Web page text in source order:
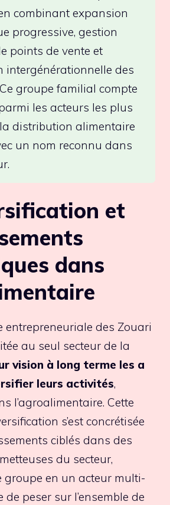
combinant expansion
progressive, gestion
points de vente et
intergénérationnelle des
groupe familial compte
les acteurs les plus
distribution alimentaire
un nom reconnu dans
et
dans
entrepreneuriale des Zouari
au seul secteur de la
vision à long terme les a
leurs activités,
l’agroalimentaire. Cette
s’est concrétisée
ciblés dans des
du secteur,
en un acteur multi-
peser sur l’ensemble de